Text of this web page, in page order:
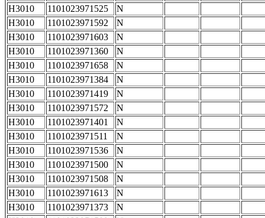
H3010
1101023971525
N
H3010
1101023971592
N
H3010
1101023971603
N
H3010
1101023971360
N
H3010
1101023971658
N
H3010
1101023971384
N
H3010
1101023971419
N
H3010
1101023971572
N
H3010
1101023971401
N
H3010
1101023971511
N
H3010
1101023971536
N
H3010
1101023971500
N
H3010
1101023971508
N
H3010
1101023971613
N
H3010
1101023971373
N